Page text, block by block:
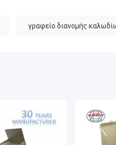
γραφείο διανομής